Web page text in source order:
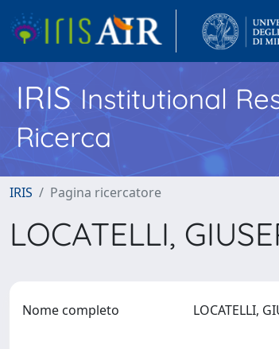
IRISInstitutional
Ricerca
IRIS Pagina ricercatore
LOCATELLI,
Nome completo LOCATELLI,